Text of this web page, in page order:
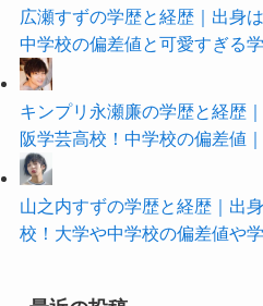
広瀬すずの学歴と経歴｜出身
中学校の偏差値と可愛すぎる
キンプリ永瀬廉の学歴と経歴
阪学芸高校！中学校の偏差値
山之内すずの学歴と経歴｜出
校！大学や中学校の偏差値や